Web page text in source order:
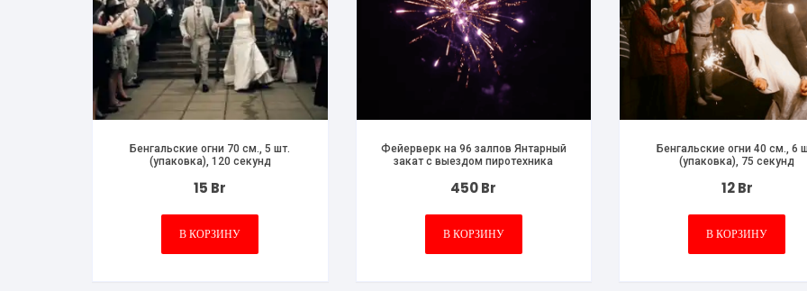
Бенгальские огни 70 см., 5 шт.
(упаковка), 120 секунд
15 Br
В КОРЗИНУ
Фейерверк на 96 залпов Янтарный
закат с выездом пиротехника
450Br
В КОРЗИНУ
Бенгальские огни 40 см., 6
(упаковка), 75 секунд
12Br
В КОРЗИНУ